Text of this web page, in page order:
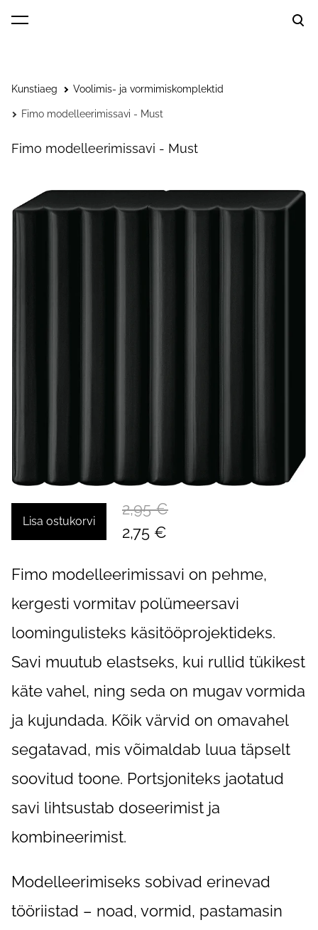
lisati ostukorvi.
Kunstiaeg Voolimis- ja vormimiskomplektid
Fimo modelleerimissavi - Must
Fimo modelleerimissavi - Must
Lisa ostukorvi
2,95 €
2,75 €
Fimo modelleerimissavi on pehme,
kergesti vormitav polümeersavi
loomingulisteks käsitööprojektideks.
Savi muutub elastseks, kui rullid tükikest
käte vahel, ning seda on mugav vormida
ja kujundada. Kõik värvid on omavahel
segatavad, mis võimaldab luua täpselt
soovitud toone. Portsjoniteks jaotatud
savi lihtsustab doseerimist ja
kombineerimist.
Modelleerimiseks sobivad erinevad
tööriistad – noad, vormid, pastamasin